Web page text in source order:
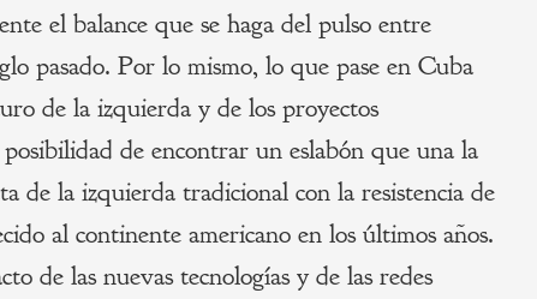
el balance que se haga del pulso entre
pasado. Por lo mismo, lo que pase en Cuba
de la izquierda y de los proyectos
de encontrar un eslabón que una la
de la izquierda tradicional con la resistencia de
al continente americano en los últimos años.
de las nuevas tecnologías y de las redes